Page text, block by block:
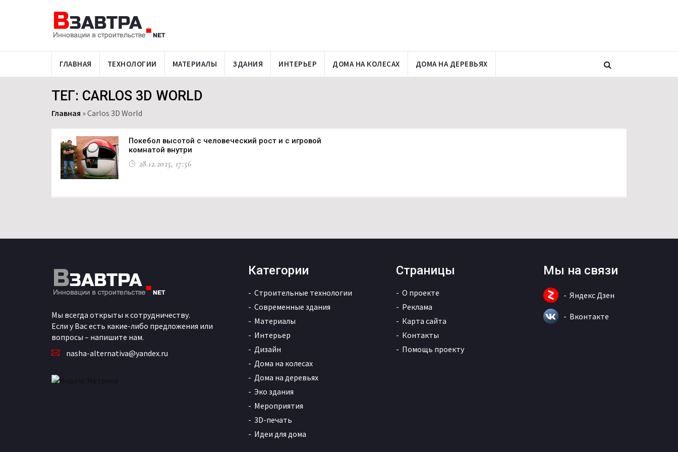
ГЛАВНАЯ ТЕХНОЛОГИИ МАТЕРИАЛЫ ЗДАНИЯ ИНТЕРЬЕР ДОМА НА КОЛЕСАХ ДОМА НА ДЕРЕВЬЯХ
ТЕГ: CARLOS 3D WORLD
Главная »Carlos 3D World
Покебол высотой с человеческий рост и с игровой
комнатой внутри
28.12.2025, 17:56
Мы всегда открыты к сотрудничеству.
Если у Вас есть какие-либо предложения или
вопросы – напишите нам.
nasha-alternativa@yandex.ru
Категории
Строительные технологии
Современные здания
Материалы
Интерьер
Дизайн
Дома на колесах
Дома на деревьях
Эко здания
Мероприятия
3D-печать
Идеи для дома
Страницы
О проекте
Реклама
Карта сайта
Контакты
Помощь проекту
Мы на связи
Яндекс Дзен
Вконтакте